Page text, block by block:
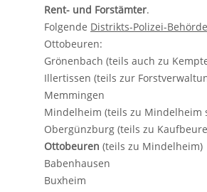
Rent- und Forstämter.
Folgende Distrikts-Polizei-
Ottobeuren:
Grönenbach (teils auch zu
Illertissen (teils zur
Memmingen
Mindelheim (teils zu Mindelheim
Obergünzburg (teils zu
Ottobeuren (teils zu Mindelheim)
Babenhausen
Buxheim